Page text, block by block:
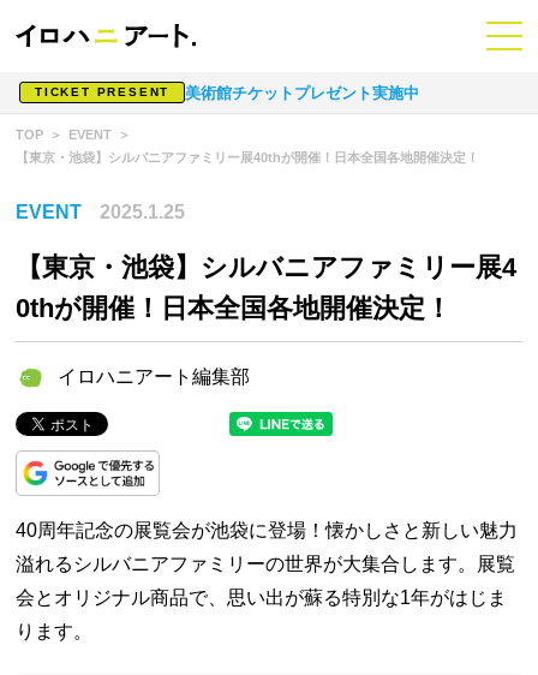
TICKET PRESENT 美術館チケットプレゼント実施中
TOP
EVENT
【東京・池袋】シルバニアファミリー展40thが開催！日本全国各地開催決定！
EVENT 2025.1.25
【東京・池袋】シルバニアファミリー展4
0thが開催！日本全国各地開催決定！
イロハニアート編集部
40周年記念の展覧会が池袋に登場！懐かしさと新しい魅力
溢れるシルバニアファミリーの世界が大集合します。展覧
会とオリジナル商品で、思い出が蘇る特別な1年がはじま
ります。